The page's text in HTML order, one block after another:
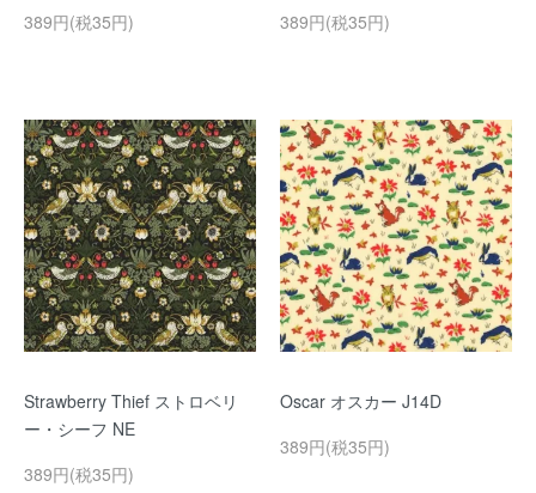
389円(税35円)
389円(税35円)
Strawberry Thief ストロベリ
ー・シーフ NE
389円(税35円)
Oscar オスカー J14D
389円(税35円)